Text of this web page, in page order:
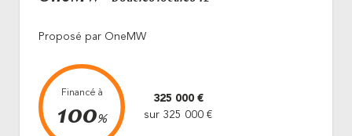
Proposé par OneMW
Financé à
100%
325 000 €
sur 325 000 €